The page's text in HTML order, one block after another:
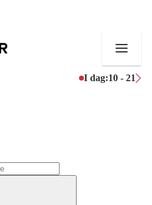
I dag:10 - 21